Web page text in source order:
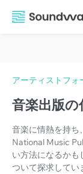
アーティストフォ
音楽出版
音楽に情熱を持
National Music
い方法になるか
ついて探求してい